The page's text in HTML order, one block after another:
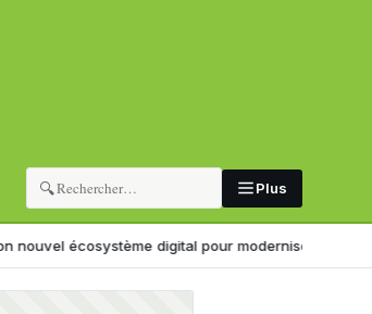
🔍 Plus
digital pour moderniser l’expérience client